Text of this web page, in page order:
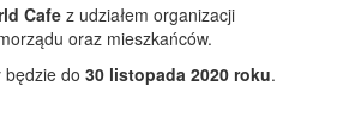
Cafe z udziałem organizacji
oraz mieszkańców.
będzie do 30 listopada 2020 roku.